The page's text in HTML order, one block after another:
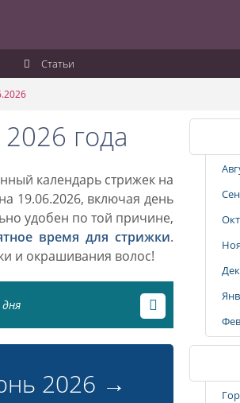
Статьи
года
календарь стрижек на
19.06.2026, включая день
удобен по той причине,
время для стрижки.
и окрашивания волос!
2026 →